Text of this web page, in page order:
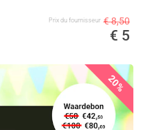
Prix ​​du fournisseur € 8,50
€ 5
20%